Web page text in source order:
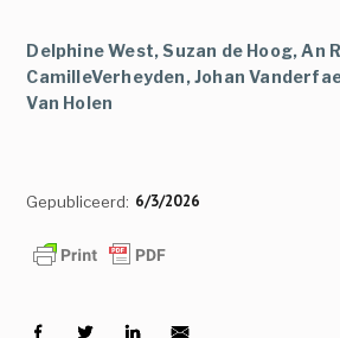
Delphine West, Suzan de Hoog, An
CamilleVerheyden, Johan
Van Holen
Gepubliceerd: 6/3/2026